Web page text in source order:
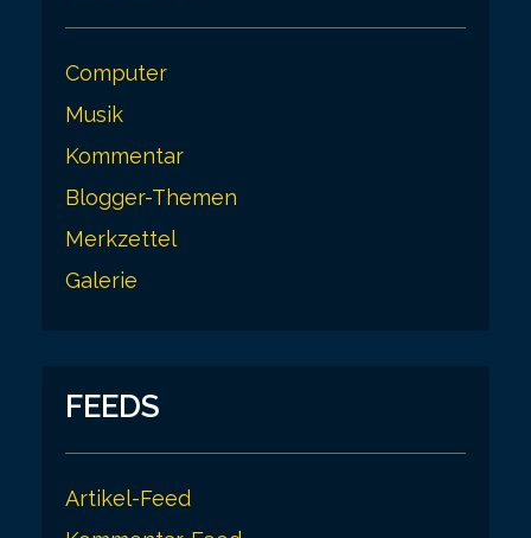
Computer
Musik
Kommentar
Blogger-Themen
Merkzettel
Galerie
FEEDS
Artikel-Feed